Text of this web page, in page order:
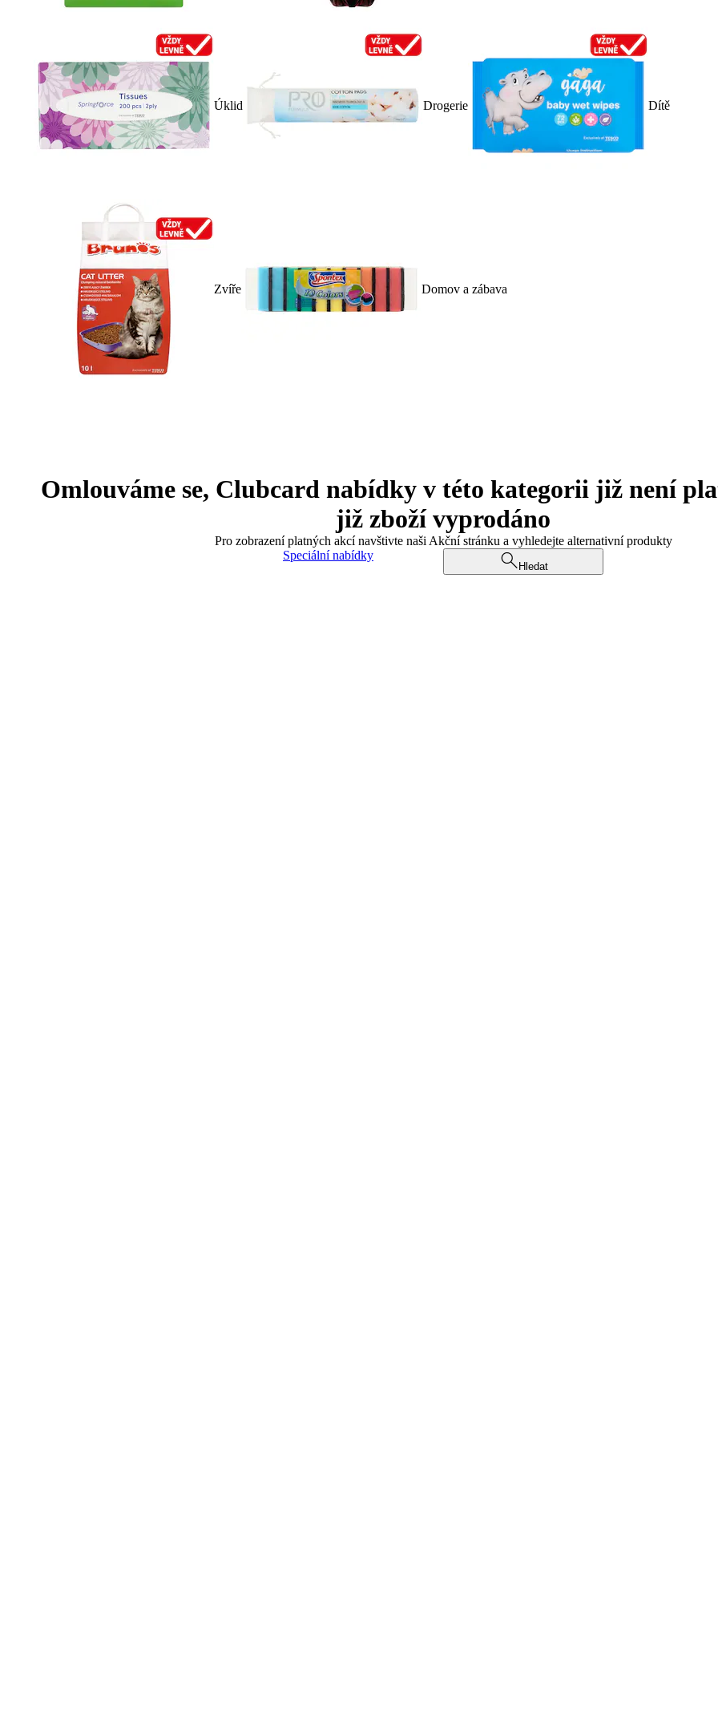
Úklid Drogerie Dítě
Zvíře Domov a zábava
Omlouváme se, Clubcard nabídky v této kategorii již není
již zboží vyprodáno
Pro zobrazení platných akcí navštivte naši Akční stránku a vyhledejte alternativní produkty
Speciální nabídky
Hledat